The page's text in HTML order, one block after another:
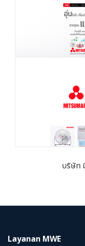
บริษัท
Layanan MWE